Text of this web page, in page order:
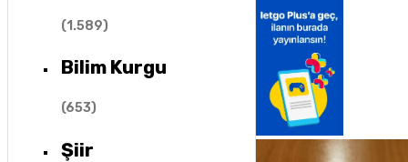
(1.589)
Bilim Kurgu
(653)
Şiir